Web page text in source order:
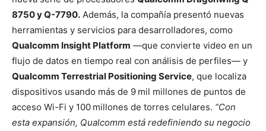
8750 y Q-7790. Además, la compañía presentó nuevas
herramientas y servicios para desarrolladores, como
Qualcomm Insight Platform —que convierte video en un
flujo de datos en tiempo real con análisis de perfiles— y
Qualcomm Terrestrial Positioning Service, que localiza
dispositivos usando más de 9 mil millones de puntos de
acceso Wi-Fi y 100 millones de torres celulares. “Con
esta expansión, Qualcomm está redefiniendo su negocio